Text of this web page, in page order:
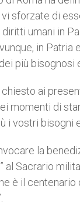
vi sforzate di
umani in
in Patria
più bisognosi
chiesto ai
momenti di
i vostri bisogni
la
al Sacrario
è il